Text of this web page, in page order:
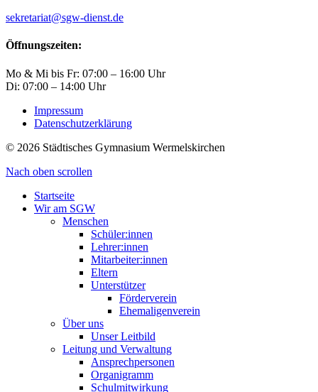
sekretariat@sgw-dienst.de
Öffnungszeiten:
Mo & Mi bis Fr: 07:00 – 16:00 Uhr
Di: 07:00 – 14:00 Uhr
Impressum
Datenschutzerklärung
© 2026 Städtisches Gymnasium Wermelskirchen
Nach oben scrollen
Startseite
Wir am SGW
Menschen
Schüler:innen
Lehrer:innen
Mitarbeiter:innen
Eltern
Unterstützer
Förderverein
Ehemaligenverein
Über uns
Unser Leitbild
Leitung und Verwaltung
Ansprechpersonen
Organigramm
Schulmitwirkung